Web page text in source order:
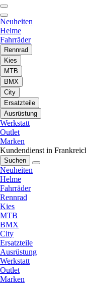
Neuheiten
Helme
Fahrräder
Rennrad
Kies
MTB
BMX
City
Ersatzteile
Ausrüstung
Werkstatt
Outlet
Marken
Kundendienst in
Suchen
Neuheiten
Helme
Fahrräder
Rennrad
Kies
MTB
BMX
City
Ersatzteile
Ausrüstung
Werkstatt
Outlet
Marken